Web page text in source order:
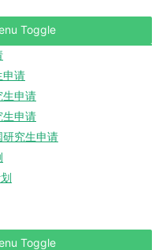
Toggle
申请
生申请
生申请
究生申请
Toggle